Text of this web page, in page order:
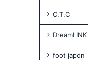
C.T.C
DreamLINK
foot japon